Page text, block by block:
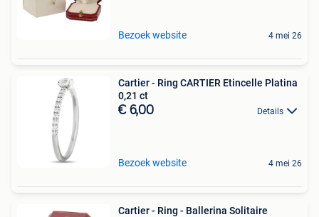
Bezoek website 4 mei 26
Cartier - Ring CARTIER Etincelle Platina
0,21 ct
€ 6,00 Details
Bezoek website 4 mei 26
Cartier - Ring - Ballerina Solitaire